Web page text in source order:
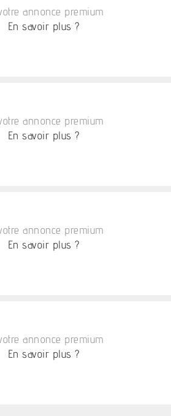
annonce premium
En savoir plus ?
annonce premium
En savoir plus ?
annonce premium
En savoir plus ?
annonce premium
En savoir plus ?